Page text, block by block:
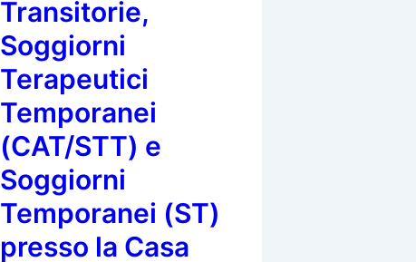
Transitorie,
Soggiorni
Terapeutici
Temporanei
(CAT/STT) e
Soggiorni
Temporanei (ST)
presso la Casa